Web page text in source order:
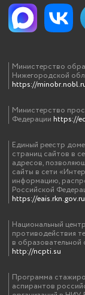
Министерство
Нижегородской
https://
Министерство
Федерации https://
Единый реестр
страниц сайтов в
адресов,
сайты в сети
информацию,
Российской
https://eais.rkn.gov.ru
Национальный
противодействия
в образовательной
http://ncpti.su
Программа
аспирантов